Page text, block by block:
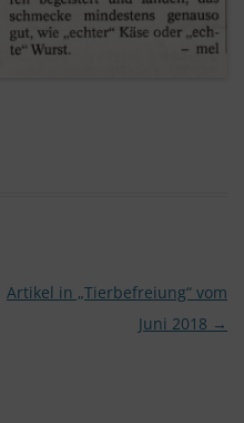
Artikel in „Tierbefreiung“ vom
Juni 2018 →